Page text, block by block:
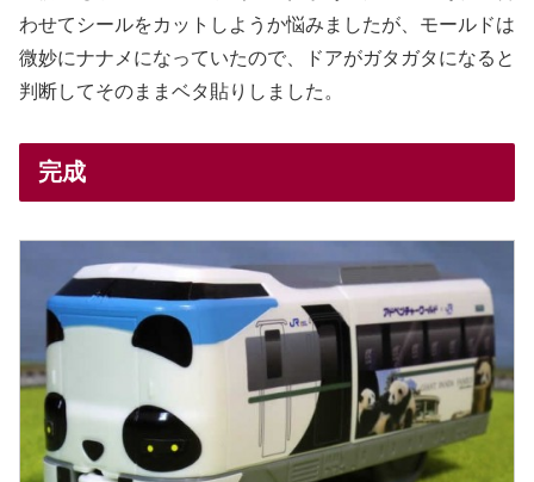
わせてシールをカットしようか悩みましたが、モールドは
微妙にナナメになっていたので、ドアがガタガタになると
判断してそのままベタ貼りしました。
完成